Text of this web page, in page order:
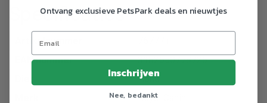
Specificaties
Artikelnummer
EAN nummer
3182550778725
Hond
Royal Canin
Ontvang exclusieve PetsPark deals en nieuwtjes
Inschrijven
Nee, bedankt